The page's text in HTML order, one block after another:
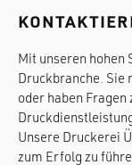
Mit unseren hohen
Druckbranche. Sie
oder haben
Unsere Druckerei
zum Erfolg zu